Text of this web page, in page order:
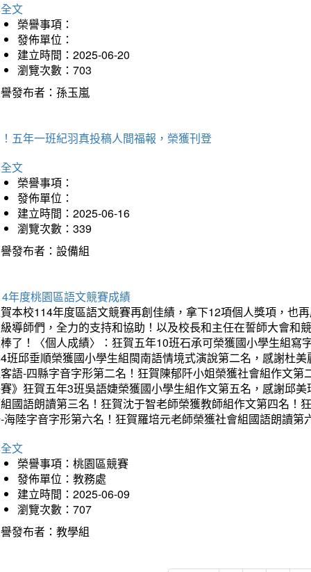
文
榮譽事項：
發佈單位：
建立時間：2025-06-20
瀏覽次數：703
發布者：孫玉嵐
五年一班紀羽真投稿人間福報，榮獲刊登
文
榮譽事項：
發佈單位：
建立時間：2025-06-16
瀏覽次數：339
發布者：設備組
年度桃園區語文競賽成績
本校114年度區語文競賽再創佳績，拿下12項個人獎項，也
導師們，全力的支持和協助！以及校長和主任在誓師大會和
了！〈個人成績〉：狂賀五年10班石承可榮獲國小學生組
班邱垂順榮獲國小學生組閩南語情境式演說第二名，感謝杜
語-四縣字音字形第二名！狂賀陳郁阡小姐榮獲社會組作文
》狂賀五年3班吳語婕榮獲國小學生組作文第五名，感謝邱
國語朗讀第三名！狂賀沈于智老師榮獲教師組作文第四名！
海陸字音字形第六名！狂賀羅培元老師榮獲社會組國語朗讀
文
榮譽事項：桃園區競賽
發佈單位：教務處
建立時間：2025-06-09
瀏覽次數：707
發布者：教學組